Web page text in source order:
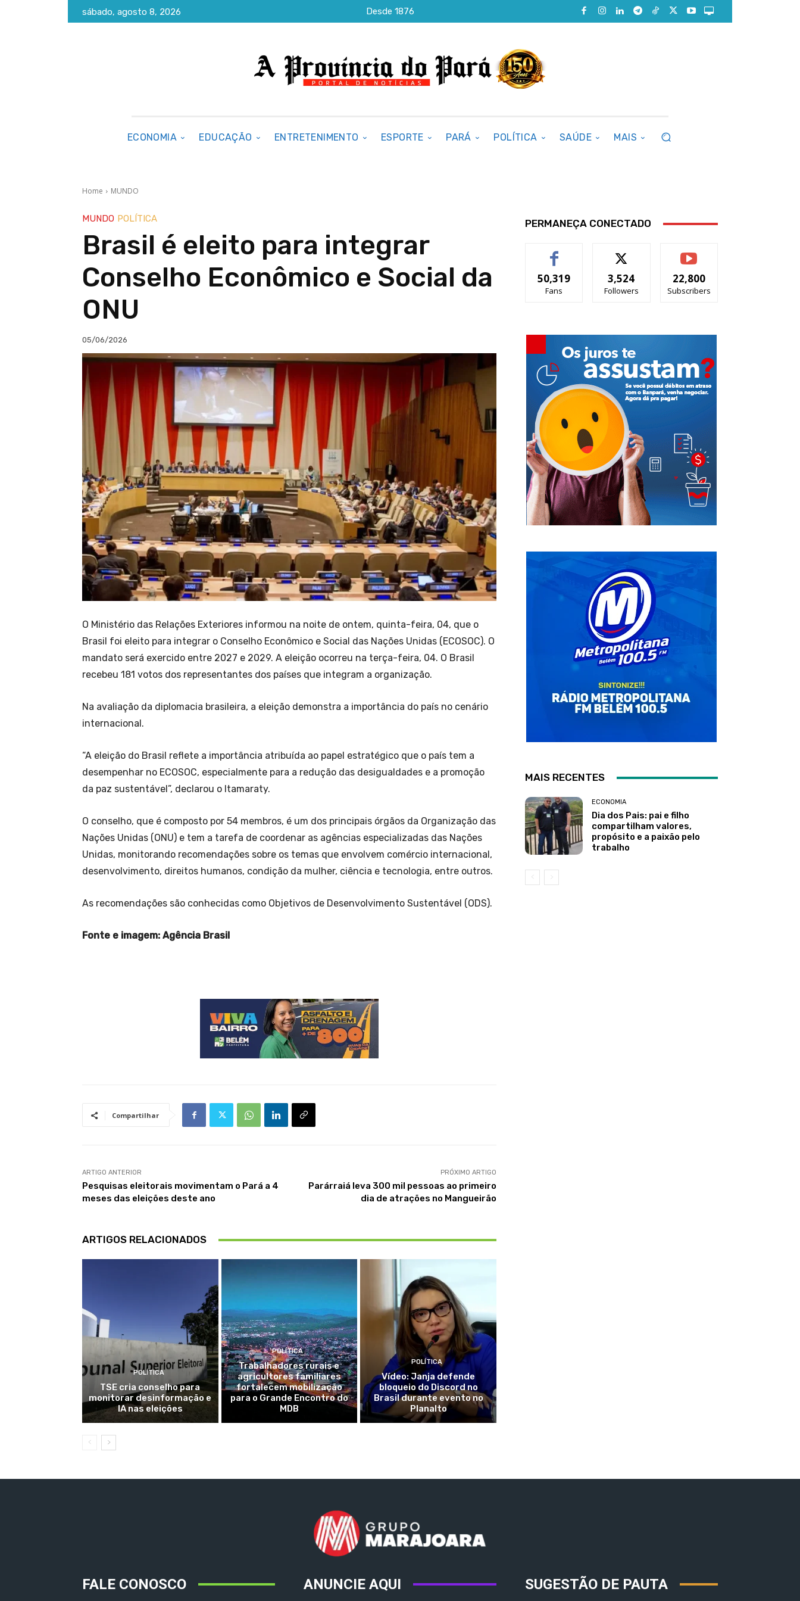
sábado, agosto 8, 2026 Desde 1876
ECONOMIA EDUCAÇÃO ENTRETENIMENTO ESPORTE PARÁ POLÍTICA SAÚDE MAIS
Home MUNDO
MUNDO POLÍTICA
Brasil é eleito para integrar
Conselho Econômico e Social da
ONU
05/06/2026
O Ministério das Relações Exteriores informou na noite de ontem, quinta-feira, 04, que o
Brasil foi eleito para integrar o Conselho Econômico e Social das Nações Unidas (ECOSOC). O
mandato será exercido entre 2027 e 2029. A eleição ocorreu na terça-feira, 04. O Brasil
recebeu 181 votos dos representantes dos países que integram a organização.
Na avaliação da diplomacia brasileira, a eleição demonstra a importância do país no cenário
internacional.
“A eleição do Brasil reflete a importância atribuída ao papel estratégico que o país tem a
desempenhar no ECOSOC, especialmente para a redução das desigualdades e a promoção
da paz sustentável”, declarou o Itamaraty.
O conselho, que é composto por 54 membros, é um dos principais órgãos da Organização das
Nações Unidas (ONU) e tem a tarefa de coordenar as agências especializadas das Nações
Unidas, monitorando recomendações sobre os temas que envolvem comércio internacional,
desenvolvimento, direitos humanos, condição da mulher, ciência e tecnologia, entre outros.
As recomendações são conhecidas como Objetivos de Desenvolvimento Sustentável (ODS).
Fonte e imagem: Agência Brasil
Compartilhar
ARTIGO ANTERIOR
Pesquisas eleitorais movimentam o Pará a 4
meses das eleições deste ano
PRÓXIMO ARTIGO
Parárraiá leva 300 mil pessoas ao primeiro
dia de atrações no Mangueirão
ARTIGOS RELACIONADOS
POLÍTICA
TSE cria conselho para
monitorar desinformação e
IA nas eleições
POLÍTICA
Trabalhadores rurais e
agricultores familiares
fortalecem mobilização
para o Grande Encontro do
MDB
POLÍTICA
Vídeo: Janja defende
bloqueio do Discord no
Brasil durante evento no
Planalto
PERMANEÇA CONECTADO
50,319
Fans
3,524
Followers
22,800
Subscribers
MAIS RECENTES
ECONOMIA
Dia dos Pais: pai e filho
compartilham valores,
propósito e a paixão pelo
trabalho
FALE CONOSCO ANUNCIE AQUI SUGESTÃO DE PAUTA